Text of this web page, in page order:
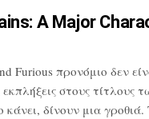
AMajor
Furious προνόμιο δεν
στουςτίτλους
κάνει, δίνουν μια